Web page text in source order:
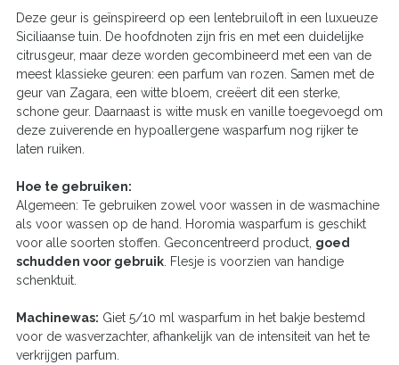
Deze geur is geïnspireerd op een lentebruiloft in een luxueuze
Siciliaanse tuin. De hoofdnoten zijn fris en met een duidelijke
citrusgeur, maar deze worden gecombineerd met een van de
meest klassieke geuren: een parfum van rozen. Samen met de
geur van Zagara, een witte bloem, creëert dit een sterke,
schone geur. Daarnaast is witte musk en vanille toegevoegd om
deze zuiverende en hypoallergene wasparfum nog rijker te
laten ruiken.
Hoe te gebruiken:
Algemeen: Te gebruiken zowel voor wassen in de wasmachine
als voor wassen op de hand. Horomia wasparfum is geschikt
voor alle soorten stoffen. Geconcentreerd product, goed
schudden voor gebruik . Flesje is voorzien van handige
schenktuit.
Machinewas: Giet 5/10 ml wasparfum in het bakje bestemd
voor de wasverzachter, afhankelijk van de intensiteit van het te
verkrijgen parfum.